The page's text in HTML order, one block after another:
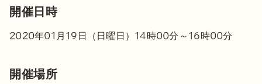
開催日時
2020年01月19日（日曜日）14時00分～16時00分
開催場所